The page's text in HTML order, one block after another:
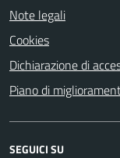
Note legali
Cookies
Dichiarazione di
Piano di
SEGUICI SU